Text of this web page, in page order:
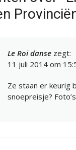
Le Roi danse zegt:
11 juli 2014 om
Ze staan er keurig
snoepreisje?